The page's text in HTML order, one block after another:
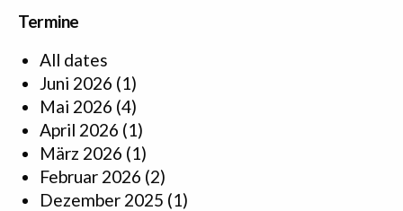
Termine
All dates
Juni 2026 (1)
Mai 2026 (4)
April 2026 (1)
März 2026 (1)
Februar 2026 (2)
Dezember 2025 (1)